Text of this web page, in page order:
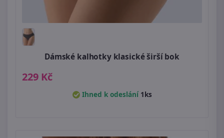
Dámské kalhotky klasické širší bok
229 Kč
Ihned k odeslání 1ks